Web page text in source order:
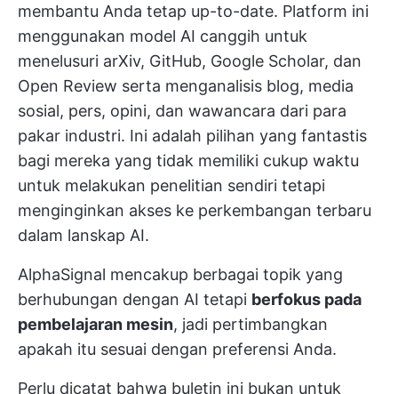
membantu Anda tetap up-to-date. Platform ini
menggunakan model AI canggih untuk
menelusuri arXiv, GitHub, Google Scholar, dan
Open Review serta menganalisis blog, media
sosial, pers, opini, dan wawancara dari para
pakar industri. Ini adalah pilihan yang fantastis
bagi mereka yang tidak memiliki cukup waktu
untuk melakukan penelitian sendiri tetapi
menginginkan akses ke perkembangan terbaru
dalam lanskap AI.
AlphaSignal mencakup berbagai topik yang
berhubungan dengan AI tetapi berfokus pada
pembelajaran mesin, jadi pertimbangkan
apakah itu sesuai dengan preferensi Anda.
Perlu dicatat bahwa buletin ini bukan untuk